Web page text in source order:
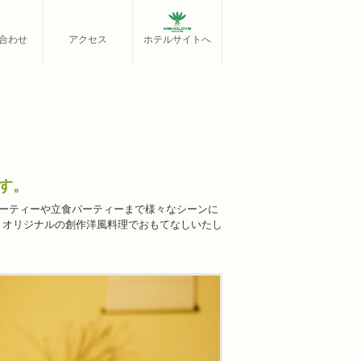
ホテルサイトへ
アクセス
わせ
。
ティーや立食パーティーまで様々なシーンに
リジナルの創作洋風料理でおもてなしいたし